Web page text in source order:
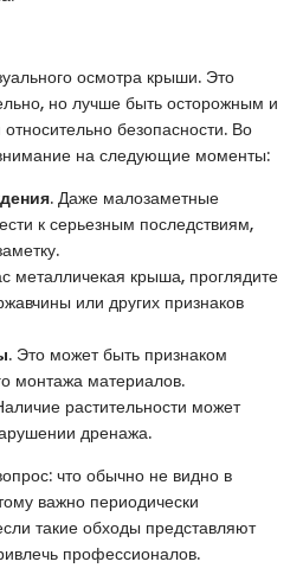
осмотра крыши. Это
но лучше быть осторожным и
безопасности. Во
на следующие моменты:
. Даже малозаметные
к серьезным последствиям,
металличекая крыша, проглядите
или других признаков
. Это может быть признаком
монтажа материалов.
растительности может
дренажа.
что обычно не видно в
важно периодически
такие обходы представляют
профессионалов.